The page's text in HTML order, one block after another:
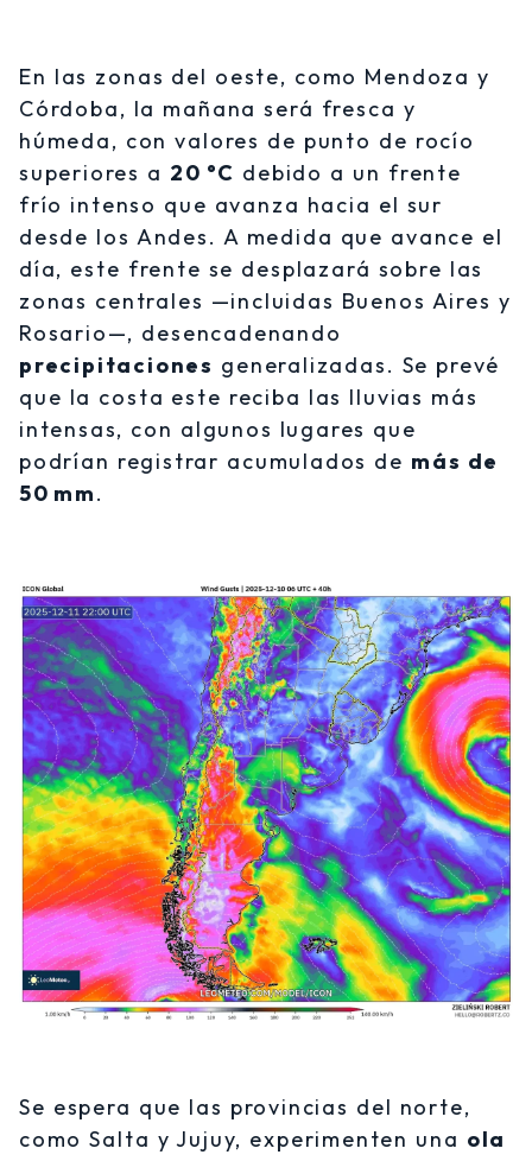
En las zonas del oeste, como Mendoza y
Córdoba, la mañana será fresca y
húmeda, con valores de punto de rocío
superiores a 20 °C debido a un frente
frío intenso que avanza hacia el sur
desde los Andes. A medida que avance el
día, este frente se desplazará sobre las
zonas centrales —incluidas Buenos Aires y
Rosario—, desencadenando
precipitaciones generalizadas. Se prevé
que la costa este reciba las lluvias más
intensas, con algunos lugares que
podrían registrar acumulados de más de
50 mm.
Se espera que las provincias del norte,
como Salta y Jujuy, experimenten una ola